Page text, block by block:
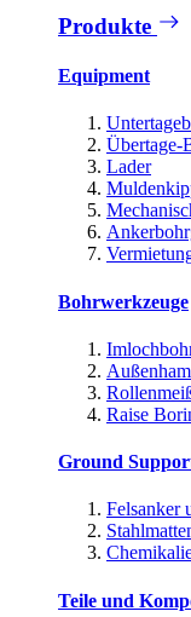
Produkte
Equipment
Übertage-
Lader
Bohrwerkzeuge
Raise
Ground
Felsanker
Teile und